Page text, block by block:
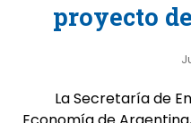
proyecto
La Secretaría de